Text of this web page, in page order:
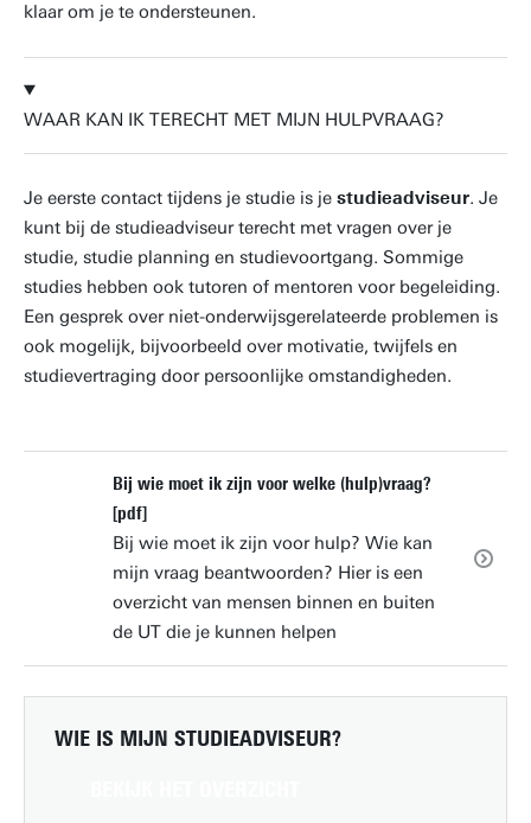
klaar om je te ondersteunen.
WAAR KAN IK TERECHT MET MIJN HULPVRAAG?
Je eerste contact tijdens je studie is je studieadviseur. Je
kunt bij de studieadviseur terecht met vragen over je
studie, studie planning en studievoortgang. Sommige
studies hebben ook tutoren of mentoren voor begeleiding.
Een gesprek over niet-onderwijsgerelateerde problemen is
ook mogelijk, bijvoorbeeld over motivatie, twijfels en
studievertraging door persoonlijke omstandigheden.
Bij wie moet ik zijn voor welke (hulp)vraag?
[pdf]
Bij wie moet ik zijn voor hulp? Wie kan
mijn vraag beantwoorden? Hier is een
overzicht van mensen binnen en buiten
de UT die je kunnen helpen
WIE IS MIJN STUDIEADVISEUR?